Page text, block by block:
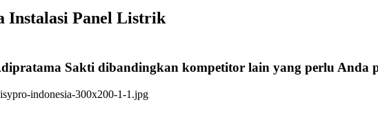
Instalasi Panel Listrik
Sakti dibandingkan kompetitor lain yang perlu Anda